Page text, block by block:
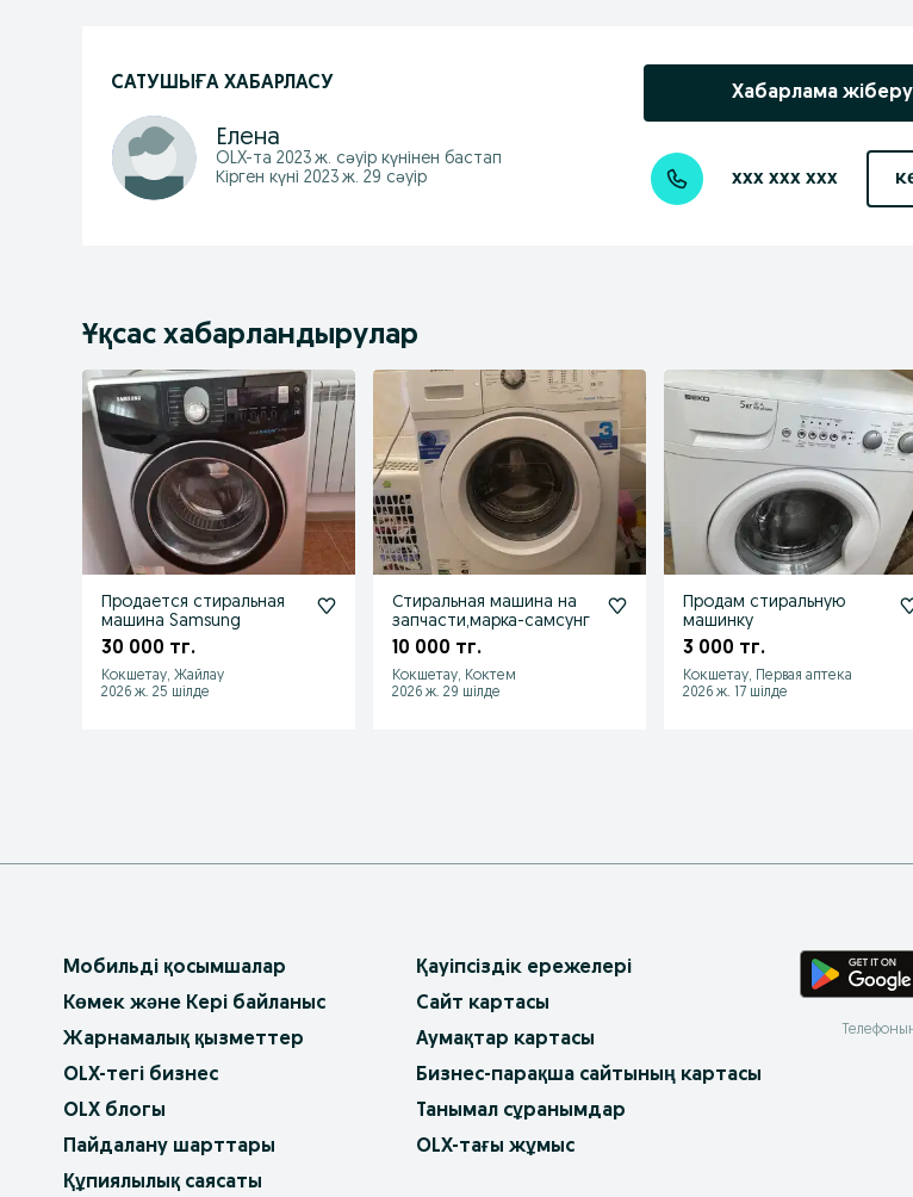
САТУШЫҒА ХАБАРЛАСУ
Елена
OLX-та 2023 ж. сәуір күнінен бастап
Кірген күні 2023 ж. 29 сәуір
Хабарлама жіберу
xxx xxx xxx
Ұқсас хабарландырулар
Продается стиральная
машина Samsung
30 000 тг.
Кокшетау, Жайлау
2026 ж. 25 шілде
Стиральная машина на
запчасти,марка-самсунг
10 000 тг.
Кокшетау, Коктем
2026 ж. 29 шілде
Продам стиральную
машинку
3 000 тг.
Кокшетау, Первая аптека
2026 ж. 17 шілде
Мобильді қосымшалар
Көмек және Кері байланыс
Жарнамалық қызметтер
OLX-тегі бизнес
OLX блогы
Пайдалану шарттары
Құпиялылық саясаты
Қауіпсіздік ережелері
Сайт картасы
Аумақтар картасы
Бизнес-парақша сайтының картасы
Танымал сұранымдар
OLX-тағы жұмыс